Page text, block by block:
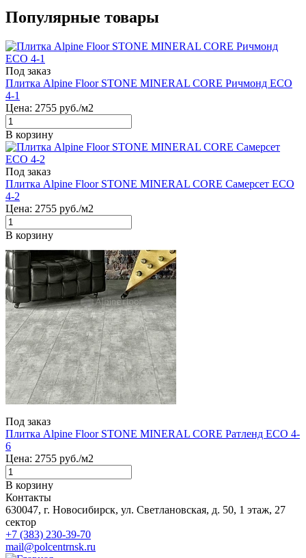
Популярные товары
Под заказ
Плитка Alpine Floor STONE MINERAL CORE Ричмонд ЕСО
4-1
Цена: 2755 руб./м2
В корзину
Под заказ
Плитка Alpine Floor STONE MINERAL CORE Самерсет ЕСО
4-2
Цена: 2755 руб./м2
В корзину
Под заказ
Плитка Alpine Floor STONE MINERAL CORE Ратленд ЕСО 4-
6
Цена: 2755 руб./м2
В корзину
Контакты
630047, г. Новосибирск, ул. Светлановская, д. 50, 1 этаж, 27
сектор
+7 (383) 230-39-70
mail@polcentrnsk.ru